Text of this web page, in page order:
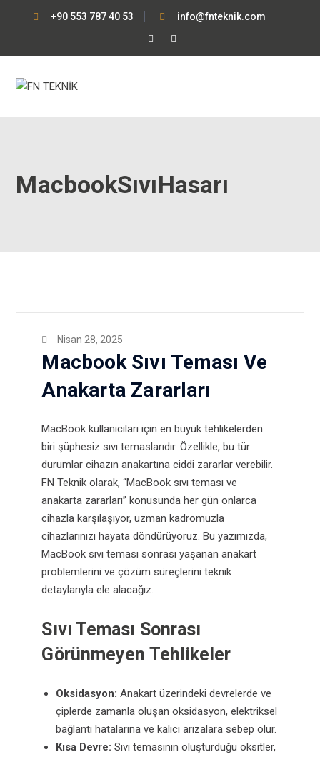
+90 553 787 40 53
info@fnteknik.com
Facebook
Profile
Instagram
Profile
MacbookSıvıHasarı
Nisan 28, 2025
Macbook Sıvı Teması Ve
Anakarta Zararları
MacBook kullanıcıları için en büyük tehlikelerden
biri şüphesiz sıvı temaslarıdır. Özellikle, bu tür
durumlar cihazın anakartına ciddi zararlar verebilir.
FN Teknik olarak, “MacBook sıvı teması ve
anakarta zararları” konusunda her gün onlarca
cihazla karşılaşıyor, uzman kadromuzla
cihazlarınızı hayata döndürüyoruz. Bu yazımızda,
MacBook sıvı teması sonrası yaşanan anakart
problemlerini ve çözüm süreçlerini teknik
detaylarıyla ele alacağız.
Sıvı Teması Sonrası
Görünmeyen Tehlikeler
Oksidasyon: Anakart üzerindeki devrelerde ve
çiplerde zamanla oluşan oksidasyon, elektriksel
bağlantı hatalarına ve kalıcı arızalara sebep olur.
Kısa Devre: Sıvı temasının oluşturduğu oksitler,